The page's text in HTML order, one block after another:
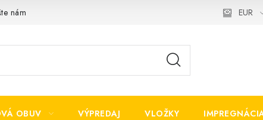
nám EUR
OBUV VÝPREDAJ VLOŽKY